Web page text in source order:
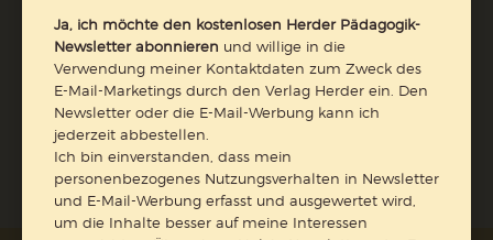
Jetzt anmelden
Ja, ich möchte den kostenlosen Herder Pädagogik-
Newsletter abonnieren und willige in die
Verwendung meiner Kontaktdaten zum Zweck des
E-Mail-Marketings durch den Verlag Herder ein. Den
Newsletter oder die E-Mail-Werbung kann ich
jederzeit abbestellen.
Ich bin einverstanden, dass mein
personenbezogenes Nutzungsverhalten in Newsletter
und E-Mail-Werbung erfasst und ausgewertet wird,
um die Inhalte besser auf meine Interessen